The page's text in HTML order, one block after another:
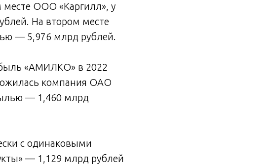
месте ООО «Каргилл», у
На втором месте
— 5,976 млрд рублей.
«АМИЛКО» в 2022
компания ОАО
— 1,460 млрд
с одинаковыми
— 1,129 млрд рублей